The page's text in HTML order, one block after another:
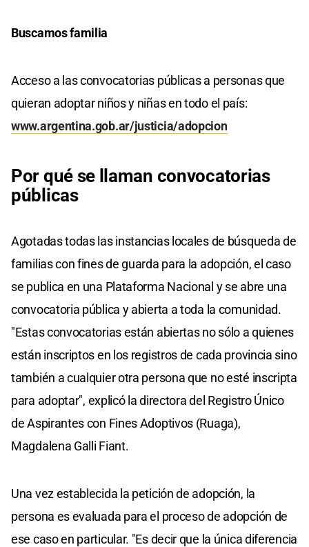
Buscamos familia
Acceso a las convocatorias públicas a personas que
quieran adoptar niños y niñas en todo el país:
www.argentina.gob.ar/justicia/adopcion
Por qué se llaman convocatorias
públicas
Agotadas todas las instancias locales de búsqueda de
familias con fines de guarda para la adopción, el caso
se publica en una Plataforma Nacional y se abre una
convocatoria pública y abierta a toda la comunidad.
"Estas convocatorias están abiertas no sólo a quienes
están inscriptos en los registros de cada provincia sino
también a cualquier otra persona que no esté inscripta
para adoptar", explicó la directora del Registro Único
de Aspirantes con Fines Adoptivos (Ruaga),
Magdalena Galli Fiant.
Una vez establecida la petición de adopción, la
persona es evaluada para el proceso de adopción de
ese caso en particular. "Es decir que la única diferencia